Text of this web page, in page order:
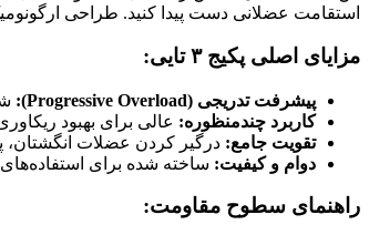
استقامت عضلانی دست پیدا کنید. طراحی
مزایای اصلی پکیج ۳ تایی:
پیشرفت تدریجی (Progressive Overload):
شامل ۳ سطح
کاربرد چندمنظوره: عالی برای بهبود
تقویت جامع: درگیر کردن عضلات
دوام و کیفیت: ساخته شده برای
راهنمای سطوح مقاومت: